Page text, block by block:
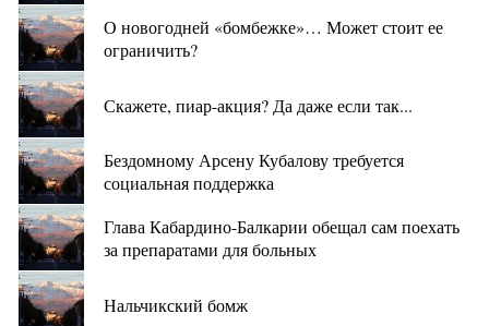
О новогодней «бомбежке»… Может стоит ее
ограничить?
Скажете, пиар-акция? Да даже если так...
Бездомному Арсену Кубалову требуется
социальная поддержка
Глава Кабардино-Балкарии обещал сам поехать
за препаратами для больных
Нальчикский бомж